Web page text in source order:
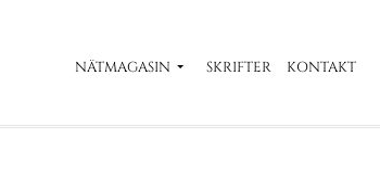
NÄTMAGASIN SKRIFTER KONTAKT